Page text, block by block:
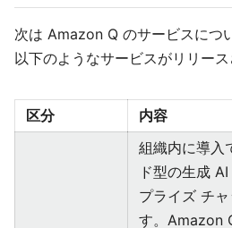
次は Amazon Q のサービスにつ
以下のようなサービスがリリース
区分
内容
組織内に導入
ド型の生成
プライズ チ
す。Amazon